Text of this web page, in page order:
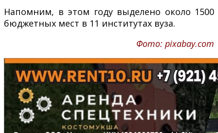
Напомним, в этом году выделено около 1500
бюджетных мест в 11 институтах вуза.
Фото: pixabay.com